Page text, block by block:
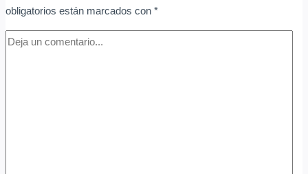
de
manera
sencilla
obligatorios están marcados con *